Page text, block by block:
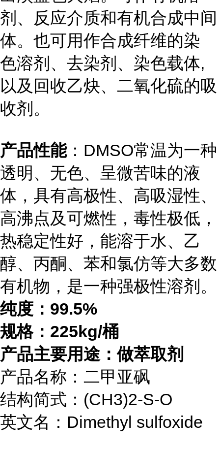
剂、反应介质和有机合成中间
体。也可用作合成纤维的染
色溶剂、去染剂、染色载体,
以及回收乙炔、二氧化硫的吸
收剂。
产品性能：DMSO常温为一种
透明、无色、呈微苦味的液
体，具有高极性、高吸湿性、
高沸点及可燃性，毒性极低，
热稳定性好，能溶于水、乙
醇、丙酮、苯和氯仿等大多数
有机物，是一种强极性溶剂。
纯度：99.5%
规格：225kg/桶
产品主要用途：做萃取剂
产品名称：二甲亚砜
结构简式：(CH3)2-S-O
英文名：Dimethyl sulfoxide